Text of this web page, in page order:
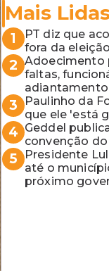
Mais
1
PT diz que
fora da
2 Adoecimento
faltas,
adiantamento
3
Paulinho da
que ele 'está
4 Geddel
convenção
5
Presidente
até o
próximo